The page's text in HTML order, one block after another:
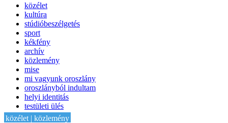
közélet
kultúra
stúdióbeszélgetés
sport
kékfény
archív
közlemény
mise
mi vagyunk oroszlány
oroszlányból indultam
helyi identitás
testületi ülés
IT-HON
közélet | közlemény